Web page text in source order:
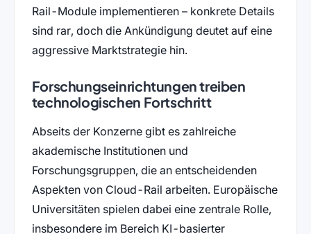
Rail-Module implementieren – konkrete Details
sind rar, doch die Ankündigung deutet auf eine
aggressive Marktstrategie hin.
Forschungseinrichtungen treiben
technologischen Fortschritt
Abseits der Konzerne gibt es zahlreiche
akademische Institutionen und
Forschungsgruppen, die an entscheidenden
Aspekten von Cloud-Rail arbeiten. Europäische
Universitäten spielen dabei eine zentrale Rolle,
insbesondere im Bereich KI-basierter